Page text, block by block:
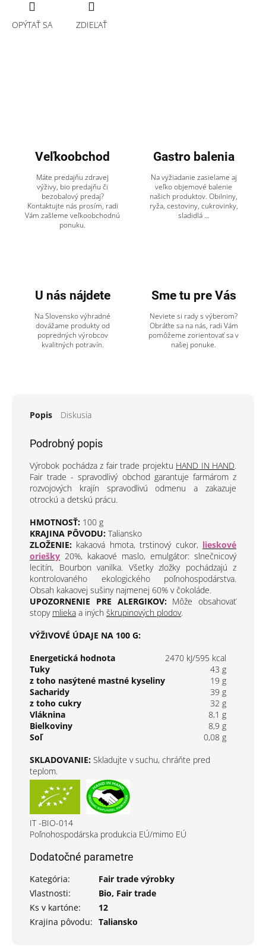
OPÝTAŤ SA ZDIEĽAŤ
Veľkoobchod
Máte predajňu zdravej
výživy, bio predajňu či
bezobalový predaj?
Kontaktujte nás prosím, radi
Vám zašleme veľkoobchodnú
ponuku.
Gastro balenia
Na vyžiadanie zasielame aj
veľko objemové balenie
našich produktov. Obilniny,
ryža, cestoviny, cukrovinky,
sladidlá ...
U nás nájdete
Na Slovensko výhradné
dovážame produkty od
popredných výrobcov
kvalitných potravín.
Sme tu pre Vás
Neviete si rady s výberom?
Obráťte sa na nás, radi Vám
pomôžeme zorientovať sa v
našej ponuke.
Popis Diskusia
Podrobný popis
Výrobok pochádza z fair trade projektu HAND IN HAND.
Fair trade - spravodlivý obchod garantuje farmárom z
rozvojových krajín spravodlivú odmenu a zakazuje
otrockú a detskú prácu.
HMOTNOSŤ: 100 g
KRAJINA PÔVODU: Taliansko
ZLOŽENIE: kakaová hmota, trstinový cukor, lieskové
oriešky 20%, kakaové maslo, emulgátor: slnečnicový
lecitín, Bourbon vanilka. Všetky zložky pochádzajú z
kontrolovaného ekologického poľnohospodárstva.
Obsah kakaovej sušiny najmenej 60% v čokoláde.
UPOZORNENIE PRE ALERGIKOV:Môže obsahovať
stopy mlieka a iných škrupinových plodov.
VÝŽIVOVÉ ÚDAJE NA 100 G:
Energetická hodnota
2470 kJ/595 kcal
Tuky
43 g
z toho nasýtené mastné kyseliny
19 g
Sacharidy
39 g
z toho cukry
32 g
Vláknina
8,1 g
Bielkoviny
8,9 g
Soľ
0,08 g
SKLADOVANIE: Skladujte v suchu, chráňte pred
teplom.
IT -BIO-014
Poľnohospodárska produkcia EÚ/mimo EÚ
Dodatočné parametre
Kategória:
Fair trade výrobky
Vlastnosti:
Bio, Fair trade
Ks v kartóne:
12
Krajina pôvodu: Taliansko